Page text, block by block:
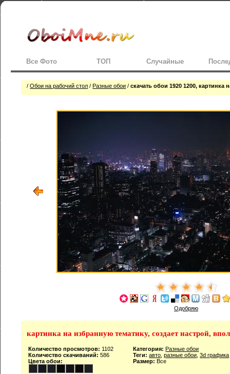
Все Фото ТОП Случайные
/Обои на рабочий стол / Разные обои /скачать обои 1920 1200,
Одобряю
картинка на избранную тематику, создает настрой,
Количество просмотров: 1102
Количество скачиваний: 586
Цвета обои:
Категория: Разные обои
Теги: авто ,разные обои ,3d графика
Размер: Все